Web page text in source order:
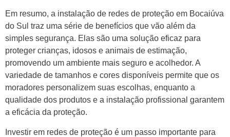
Em resumo, a instalação de redes de proteção em Bocaiúva
do Sul traz uma série de benefícios que vão além da
simples segurança. Elas são uma solução eficaz para
proteger crianças, idosos e animais de estimação,
promovendo um ambiente mais seguro e acolhedor. A
variedade de tamanhos e cores disponíveis permite que os
moradores personalizem suas escolhas, enquanto a
qualidade dos produtos e a instalação profissional garantem
a eficácia da proteção.
Investir em redes de proteção é um passo importante para